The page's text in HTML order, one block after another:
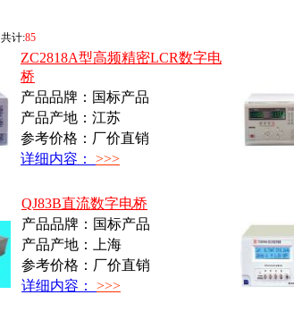
共计:85
ZC2818A型高频精密LCR数字电
桥
产品品牌：国标产品
产品产地：江苏
参考价格：厂价直销
详细内容： >>>
QJ83B直流数字电桥
产品品牌：国标产品
产品产地：上海
参考价格：厂价直销
详细内容： >>>